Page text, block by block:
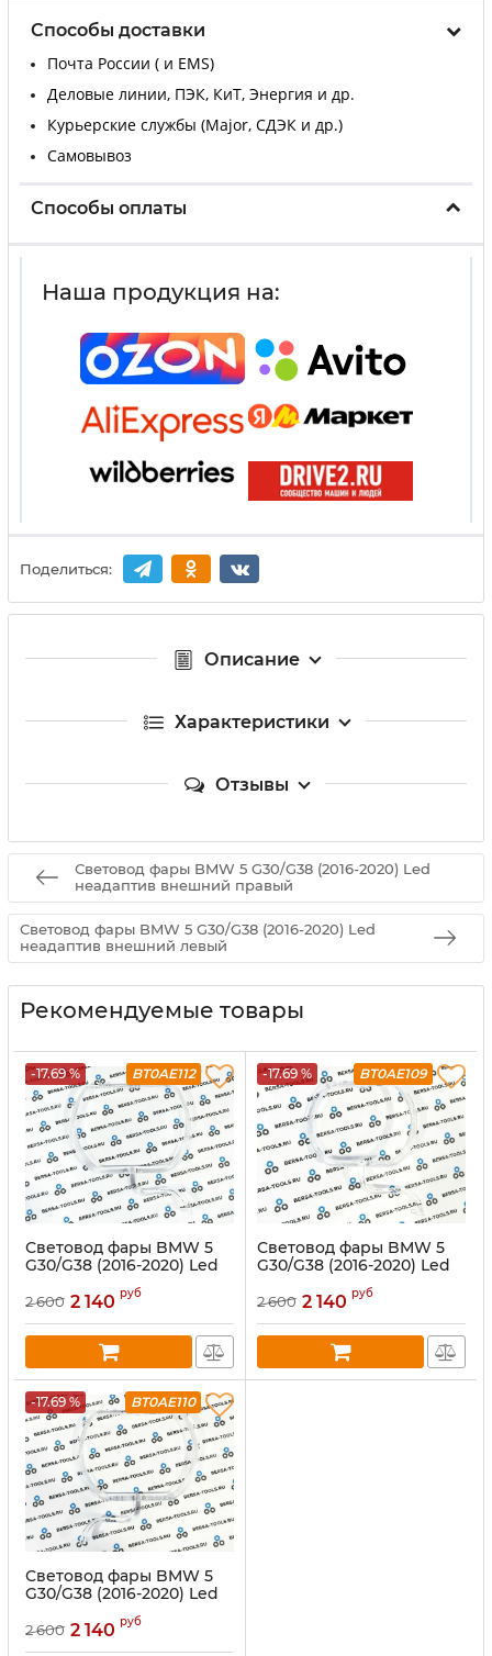
Способы доставки
Почта России ( и EMS)
Деловые линии, ПЭК, КиТ, Энергия и др.
Курьерские службы (Major, СДЭК и др.)
Самовывоз
Способы оплаты
Наша продукция на:
Поделиться:
Описание
Характеристики
Отзывы
Световод фары BMW 5 G30/G38 (2016-2020) Led
неадаптив внешний правый
Световод фары BMW 5 G30/G38 (2016-2020) Led
неадаптив внешний левый
Рекомендуемые товары
-17.69 % BT0AE112
Световод фары BMW 5
G30/G38 (2016-2020) Led
неадаптив внешний
правый
2 600 2 140 руб
-17.69 % BT0AE109
Световод фары BMW 5
G30/G38 (2016-2020) Led
неадаптив внутренний
левый
2 600 2 140 руб
-17.69 % BT0AE110
Световод фары BMW 5
G30/G38 (2016-2020) Led
неадаптив внешний
левый
2 600 2 140 руб